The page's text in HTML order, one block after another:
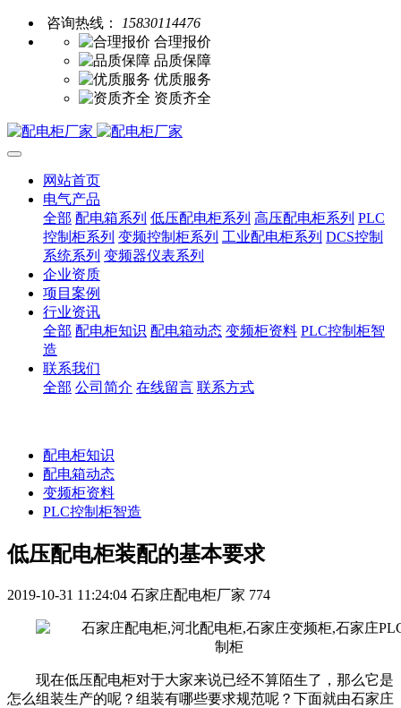
咨询热线：
15830114476
合理报价
品质保障
优质服务
资质齐全
网站首页
电气产品
全部 配电箱系列 低压配电柜系列 高压配电柜系列 PLC
控制柜系列 变频控制柜系列 工业配电柜系列 DCS控制
系统系列 变频器仪表系列
企业资质
项目案例
行业资讯
全部 配电柜知识 配电箱动态 变频柜资料 PLC控制柜智
造
联系我们
全部 公司简介 在线留言 联系方式
配电柜知识
配电箱动态
变频柜资料
PLC控制柜智造
低压配电柜装配的基本要求
2019-10-31 11:24:04 石家庄配电柜厂家 774
现在低压配电柜对于大家来说已经不算陌生了，那么它是
怎么组装生产的呢？组装有哪些要求规范呢？下面就由石家庄